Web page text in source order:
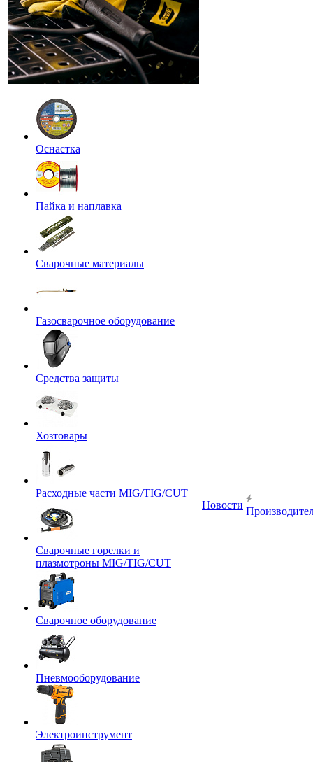
Оснастка
Пайка и наплавка
Сварочные материалы
Газосварочное оборудование
Средства защиты
Хозтовары
Расходные части MIG/TIG/CUT
Сварочные горелки и
плазмотроны MIG/TIG/CUT
Сварочное оборудование
Пневмооборудование
Электроинструмент
Новости